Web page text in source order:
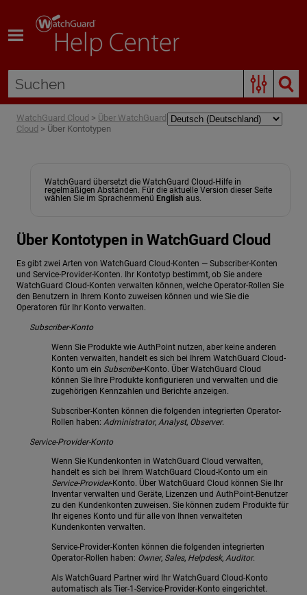
WatchGuard Cloud > Über WatchGuard
Cloud > Über Kontotypen
WatchGuard übersetzt die WatchGuard Cloud-Hilfe in
regelmäßigen Abständen. Für die aktuelle Version dieser Seite
wählen Sie im Sprachenmenü English aus.
Über Kontotypen in WatchGuard Cloud
Es gibt zwei Arten von WatchGuard Cloud-Konten — Subscriber-Konten
und Service-Provider-Konten. Ihr Kontotyp bestimmt, ob Sie andere
WatchGuard Cloud-Konten verwalten können, welche Operator-Rollen Sie
den Benutzern in Ihrem Konto zuweisen können und wie Sie die
Operatoren für Ihr Konto verwalten.
Subscriber-Konto
Wenn Sie Produkte wie AuthPoint nutzen, aber keine anderen
Konten verwalten, handelt es sich bei Ihrem WatchGuard Cloud-
Konto um ein Subscriber-Konto. Über WatchGuard Cloud
können Sie Ihre Produkte konfigurieren und verwalten und die
zugehörigen Kennzahlen und Berichte anzeigen.
Subscriber-Konten können die folgenden integrierten Operator-
Rollen haben:Administrator,Analyst, Observer.
Service-Provider-Konto
Wenn Sie Kundenkonten in WatchGuard Cloud verwalten,
handelt es sich bei Ihrem WatchGuard Cloud-Konto um ein
Service-Provider-Konto. Über WatchGuard Cloud können Sie Ihr
Inventar verwalten und Geräte, Lizenzen und AuthPoint-Benutzer
zu den Kundenkonten zuweisen. Sie können zudem Produkte für
Ihr eigenes Konto und für alle von Ihnen verwalteten
Kundenkonten verwalten.
Service-Provider-Konten können die folgenden integrierten
Operator-Rollen haben: Owner, Sales, Helpdesk,Auditor.
Als WatchGuard Partner wird Ihr WatchGuard Cloud-Konto
automatisch als Tier-1-Service-Provider-Konto eingerichtet.